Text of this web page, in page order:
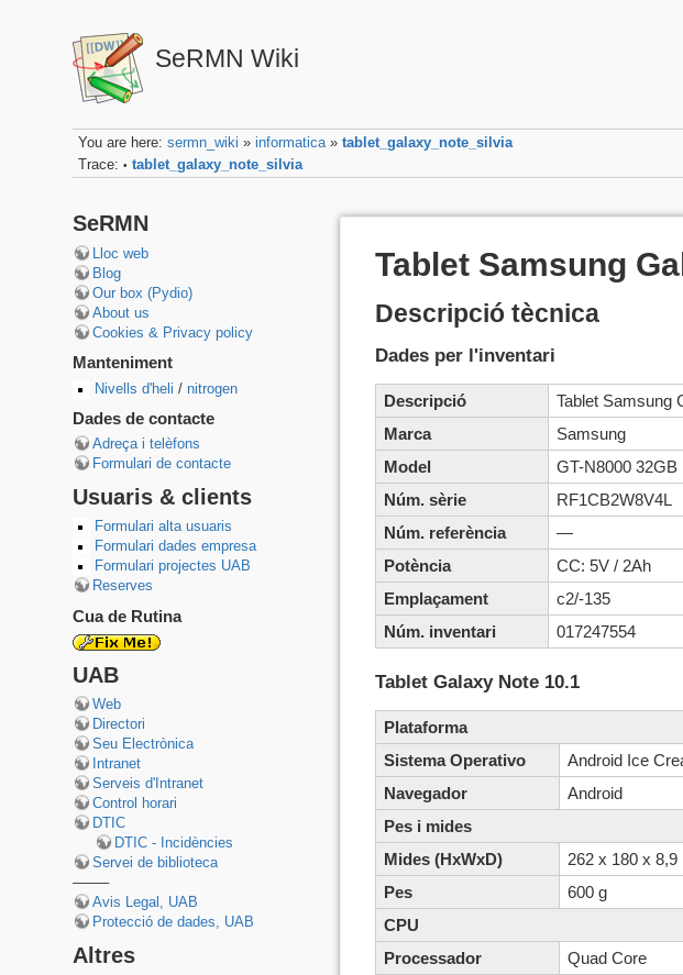
SeRMN Wiki
You are here: sermn_wiki » informatica» tablet_galaxy_note_silvia
Trace: • tablet_galaxy_note_silvia
SeRMN
Lloc web
Blog
Our box (Pydio)
About us
Cookies & Privacy policy
Manteniment
Nivells d'heli / nitrogen
Dades de contacte
Adreça i telèfons
Formulari de contacte
Usuaris & clients
Formulari alta usuaris
Formulari dades empresa
Formulari projectes UAB
Reserves
Cua de Rutina
UAB
Web
Directori
Seu Electrònica
Intranet
Serveis d'Intranet
Control horari
DTIC
DTIC - Incidències
Servei de biblioteca
——–
Avis Legal, UAB
Protecció de dades, UAB
Altres
Tablet Samsung
Descripció tècnica
Dades per l'inventari
Descripció
Tablet Samsung
Marca
Samsung
Model
GT-N8000 32GB
Núm. sèrie
RF1CB2W8V4L
Núm. referència
—
Potència
CC: 5V / 2Ah
Emplaçament
c2/-135
Núm. inventari
017247554
Tablet Galaxy Note 10.1
Plataforma
Sistema Operativo
Android Ice
Navegador
Android
Pes i mides
Mides (HxWxD)
262 x 180 x 8,9
Pes
600 g
CPU
Processador
Quad Core